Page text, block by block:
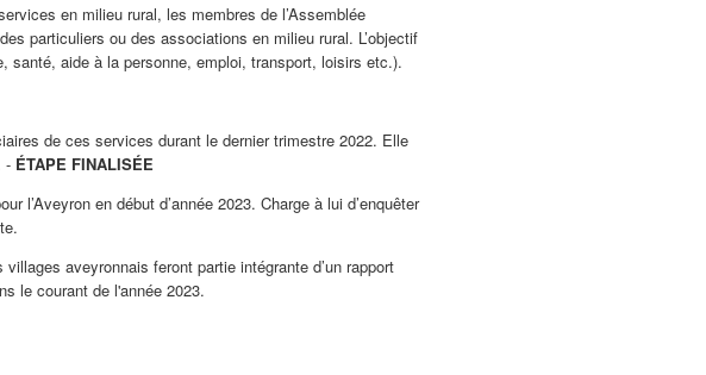
en milieu rural, les membres de l’Assemblée
particuliers ou des associations en milieu rural. L’objectif
santé, aide à la personne, emploi, transport, loisirs etc.).
de ces services durant le dernier trimestre 2022. Elle
- ÉTAPE FINALISÉE
l’Aveyron en début d’année 2023. Charge à lui d’enquêter
aveyronnais feront partie intégrante d’un rapport
le courant de l'année 2023.